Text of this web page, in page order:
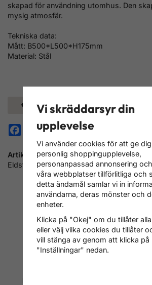
Spara som favorit
Facebook
Pinterest
Artikelnummer:
Eldstad utomhus Erizo 50
skapad för användning utomhus. Den
mysig atmosfär.
Tekniska data:
Mått: B500*L500*H175mm
Material: Stål
Fri frakt inom Sverige
Vi skickar med PostNord
DSV/Schenker och DHL
Läs mer om leverans
Betala
Faktura,
Läs
Vi skräddarsyr din
upplevelse
Vi använder cookies för att ge
personlig shoppingupplevelse,
personanpassad annonsering
våra webbplatser tillförlitliga och
detta ändamål samlar vi in
användarna, deras mönster och
enheter.
Klicka på "Okej" om du tillåter
eller välj vilka cookies du tillåter
vill stänga av genom att klicka på
"Inställningar" nedan.